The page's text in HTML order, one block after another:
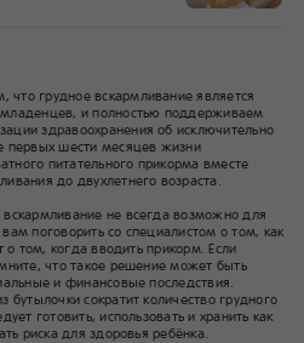
грудное вскармливание является
и полностью поддерживаем
здравоохранения об исключительно
первых шести месяцев жизни
питательного прикорма вместе
до двухлетнего возраста.
не всегда возможно для
поговорить со специалистом о том, как
о том, когда вводить прикорм. Если
что такое решение может быть
и финансовые последствия.
бутылочки сократит количество грудного
готовить, использовать и хранить как
риска для здоровья ребёнка.